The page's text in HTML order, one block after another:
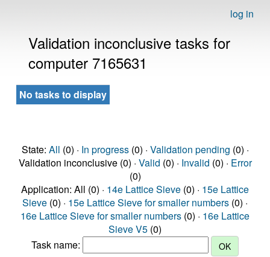
log in
Validation inconclusive tasks for
computer 7165631
No tasks to display
State: All (0) · In progress(0) · Validation pending (0) ·
Validation inconclusive (0) · Valid (0) · Invalid (0) · Error
(0)
Application: All (0) · 14e Lattice Sieve (0) · 15e Lattice
Sieve (0) · 15e Lattice Sieve for smaller numbers (0) ·
16e Lattice Sieve for smaller numbers (0) · 16e Lattice
Sieve V5 (0)
Task name: